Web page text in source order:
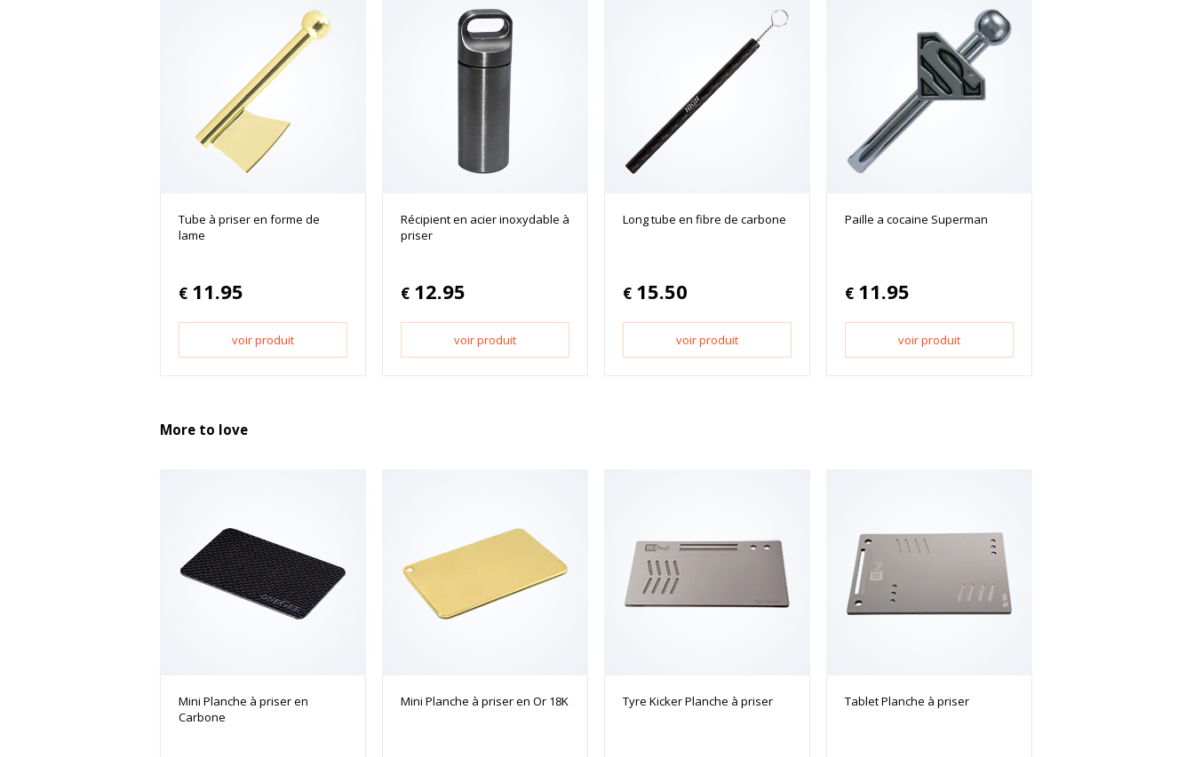
Tube à priser en forme de
lame
€ 11.95
voir produit
Récipient en acier inoxydable à
priser
€ 12.95
voir produit
Long tube en fibre de carbone
€ 15.50
voir produit
Paille a cocaine Superman
€ 11.95
voir produit
More to love
Mini Planche à priser en
Carbone
Mini Planche à priser en Or 18K Tyre Kicker Planche à priser Tablet Planche à priser